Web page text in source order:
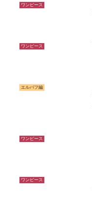
ワンピース
ワンピース
エルバフ編
ワンピース
ワンピース